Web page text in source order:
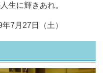
生に輝きあれ。
月27日（土）